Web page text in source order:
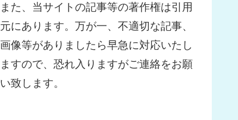
また、当サイトの記事等の著作権は引用
元にあります。万が一、不適切な記事、
画像等がありましたら早急に対応いたし
ますので、恐れ入りますがご連絡をお願
い致します。